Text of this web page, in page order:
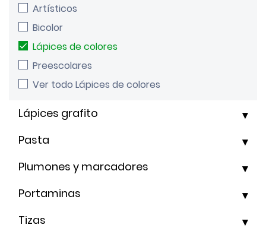
Artísticos
Bicolor
Lápices de colores
Preescolares
Ver todo Lápices de colores
Lápices grafito
Pasta
Plumones y marcadores
Portaminas
Tizas